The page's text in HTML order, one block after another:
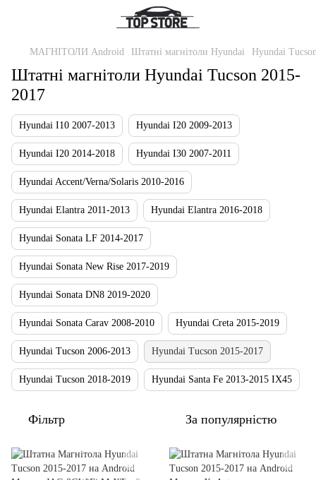
МАГНІТОЛИ Android Штатні магнітоли Hyundai Hyundai
Штатні магнітоли Hyundai Tucson 2015-
2017
Hyundai I10 2007-2013 Hyundai I20 2009-2013
Hyundai I20 2014-2018 Hyundai I30 2007-2011
Hyundai Accent/Verna/Solaris 2010-2016
Hyundai Elantra 2011-2013 Hyundai Elantra 2016-2018
Hyundai Sonata LF 2014-2017
Hyundai Sonata New Rise 2017-2019
Hyundai Sonata DN8 2019-2020
Hyundai Sonata Carav 2008-2010 Hyundai Creta 2015-2019
Hyundai Tucson 2006-2013 Hyundai Tucson 2015-2017
Hyundai Tucson 2018-2019 Hyundai Santa Fe 2013-2015 IX45
Фільтр За популярністю